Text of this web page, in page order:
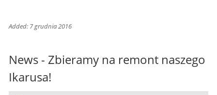
Added: 7 grudnia 2016
News - Zbieramy na remont naszego
Ikarusa!